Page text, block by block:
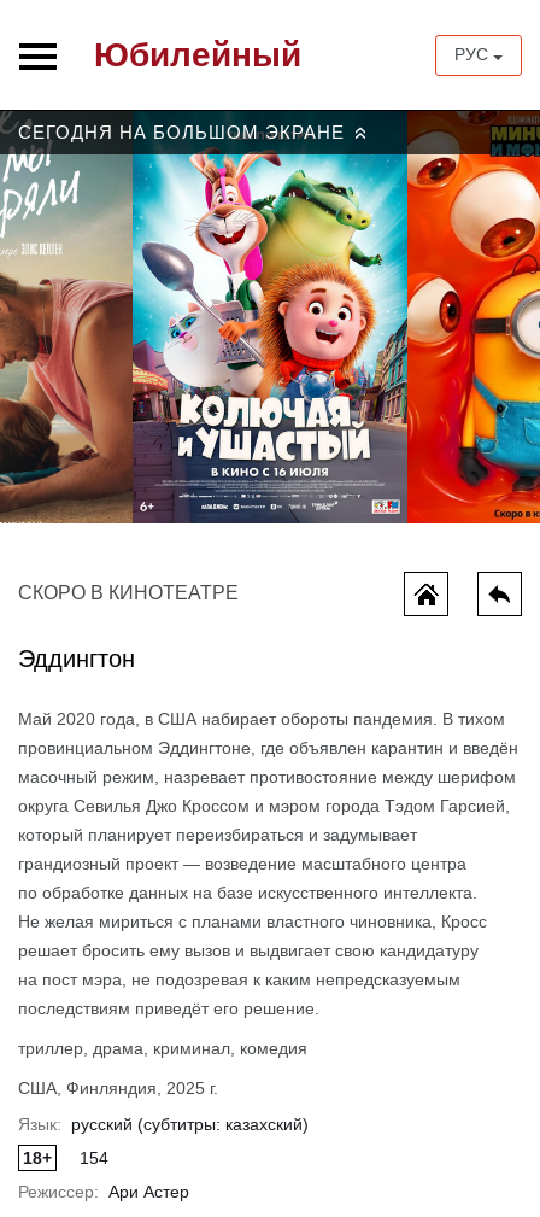
Юбилейный РУС
Колючая и ушастый
СЕГОДНЯ НА БОЛЬШОМ ЭКРАНЕ »
СКОРО В КИНОТЕАТРЕ
Эддингтон
Май 2020 года, в США набирает обороты пандемия. В тихом
провинциальном Эддингтоне, где объявлен карантин и введён
масочный режим, назревает противостояние между шерифом
округа Севилья Джо Кроссом и мэром города Тэдом Гарсией,
который планирует переизбираться и задумывает
грандиозный проект — возведение масштабного центра
по обработке данных на базе искусственного интеллекта.
Не желая мириться с планами властного чиновника, Кросс
решает бросить ему вызов и выдвигает свою кандидатуру
на пост мэра, не подозревая к каким непредсказуемым
последствиям приведёт его решение.
триллер, драма, криминал, комедия
США, Финляндия, 2025 г.
Язык:
русский (субтитры: казахский)
18+
154
Режиссер: Ари Астер